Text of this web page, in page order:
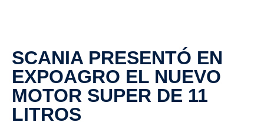
SCANIA PRESENTÓ EN
EXPOAGRO EL NUEVO
MOTOR SUPER DE 11
LITROS